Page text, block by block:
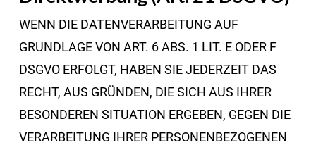
WENN DIE DATENVERARBEITUNG AUF
GRUNDLAGE VON ART. 6 ABS. 1 LIT. E ODER F
DSGVO ERFOLGT, HABEN SIE JEDERZEIT DAS
RECHT, AUS GRÜNDEN, DIE SICH AUS IHRER
BESONDEREN SITUATION ERGEBEN, GEGEN DIE
VERARBEITUNG IHRER PERSONENBEZOGENEN